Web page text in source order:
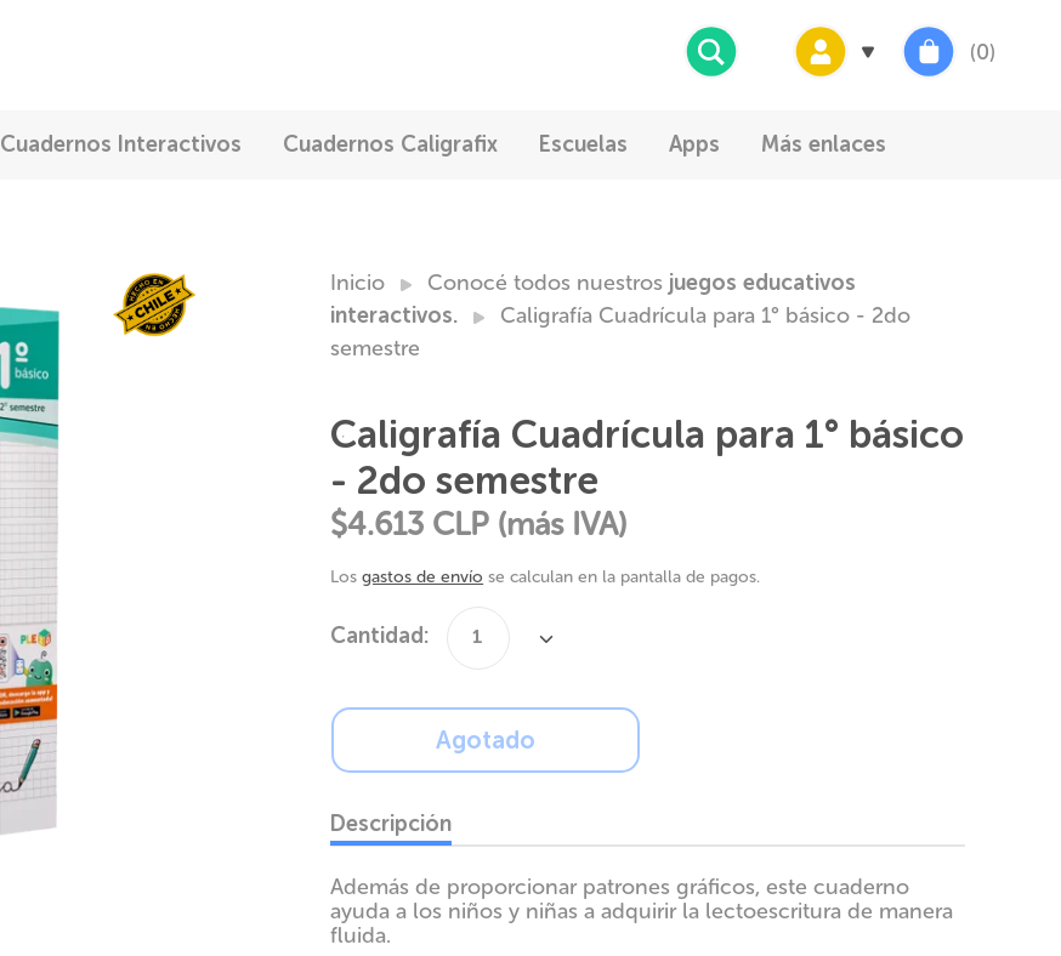
Buscar
(0)
Cuadernos Interactivos Cuadernos Caligrafix Escuelas Apps Más enlaces
Inicio Conocé todos nuestros juegos educativos
interactivos.
Caligrafía Cuadrícula para 1° básico - 2do
semestre
Caligrafía Cuadrícula para 1° básico
- 2do semestre
$4.613 CLP (más IVA)
Losgastos de envío se calculan en la pantalla de pagos.
Cantidad: Cantidad
1
Agotado
Descripción
Además de proporcionar patrones gráficos, este cuaderno
ayuda a los niños y niñas a adquirir la lectoescritura de manera
fluida.